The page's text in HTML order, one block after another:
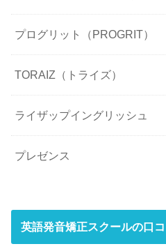
プログリット（PROGRIT）
TORAIZ（トライズ）
ライザップイングリッシュ
プレゼンス
英語発音矯正スクールの口